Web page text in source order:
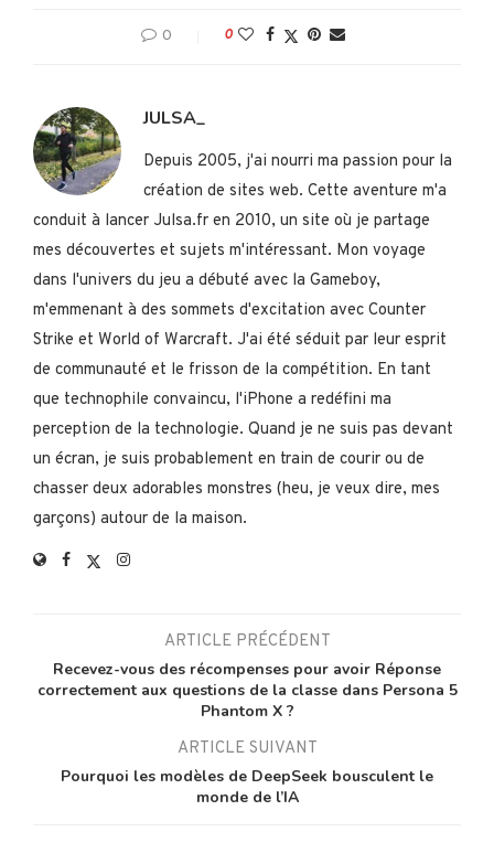
0 0
JULSA_
Depuis 2005, j'ai nourri ma passion pour la
création de sites web. Cette aventure m'a
conduit à lancer Julsa.fr en 2010, un site où je partage
mes découvertes et sujets m'intéressant. Mon voyage
dans l'univers du jeu a débuté avec la Gameboy,
m'emmenant à des sommets d'excitation avec Counter
Strike et World of Warcraft. J'ai été séduit par leur esprit
de communauté et le frisson de la compétition. En tant
que technophile convaincu, l'iPhone a redéfini ma
perception de la technologie. Quand je ne suis pas devant
un écran, je suis probablement en train de courir ou de
chasser deux adorables monstres (heu, je veux dire, mes
garçons) autour de la maison.
ARTICLE PRÉCÉDENT
Recevez-vous des récompenses pour avoir Réponse
correctement aux questions de la classe dans Persona 5
Phantom X ?
ARTICLE SUIVANT
Pourquoi les modèles de DeepSeek bousculent le
monde de l’IA